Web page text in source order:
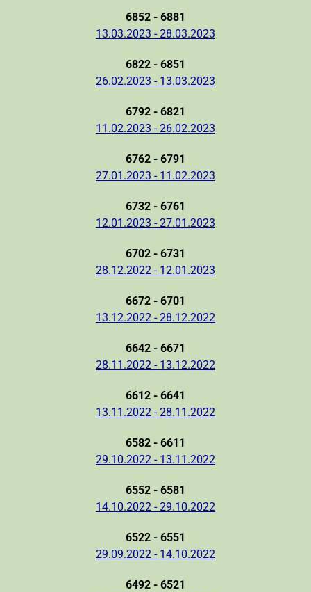
6852 - 6881
13.03.2023 - 28.03.2023
6822 - 6851
26.02.2023 - 13.03.2023
6792 - 6821
11.02.2023 - 26.02.2023
6762 - 6791
27.01.2023 - 11.02.2023
6732 - 6761
12.01.2023 - 27.01.2023
6702 - 6731
28.12.2022 - 12.01.2023
6672 - 6701
13.12.2022 - 28.12.2022
6642 - 6671
28.11.2022 - 13.12.2022
6612 - 6641
13.11.2022 - 28.11.2022
6582 - 6611
29.10.2022 - 13.11.2022
6552 - 6581
14.10.2022 - 29.10.2022
6522 - 6551
29.09.2022 - 14.10.2022
6492 - 6521